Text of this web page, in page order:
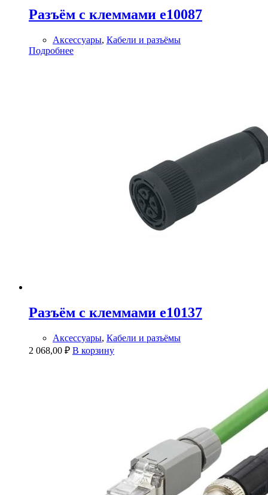
Разъём с клеммами e10087
Аксессуары, Кабели и разъёмы
Подробнее
Разъём с клеммами e10137
Аксессуары, Кабели и разъёмы
2 068,00 ₽ В корзину